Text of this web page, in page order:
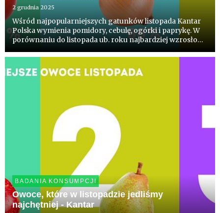
2 grudnia 2025
Wśród najpopularniejszych gatunków listopada Kantar
Polska wymienia pomidory, cebulę, ogórki i paprykę. W
porównaniu do listopada ub. roku najbardziej wzrosło
bezwzględnych zyskały one ponad 1 mln konsumentów.
W perspektywie 5 la...
BADANIA KONSUMPCJI
Owoce, które w listopadzie jedliśmy
najchętniej - Kantar